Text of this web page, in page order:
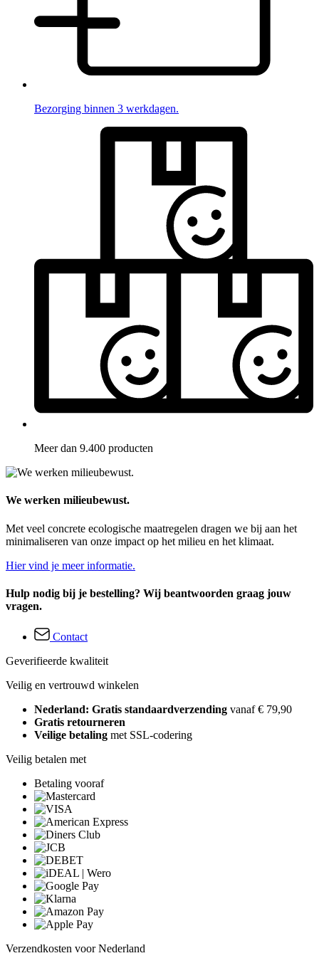
Bezorging binnen 3 werkdagen.
Meer dan 9.400 producten
We werken milieubewust.
Met veel concrete ecologische maatregelen dragen we bij aan het
minimaliseren van onze impact op het milieu en het klimaat.
Hier vind je meer informatie.
Hulp nodig bij je bestelling? Wij beantwoorden graag jouw
vragen.
Contact
Geverifieerde kwaliteit
Veilig en vertrouwd winkelen
Nederland: Gratis standaardverzending vanaf € 79,90
Gratis retourneren
Veilige betaling met SSL-codering
Veilig betalen met
Betaling vooraf
Verzendkosten voor Nederland